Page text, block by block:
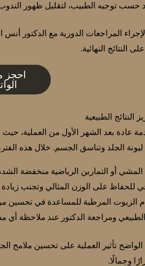
حسب توجيه الطبيب، لتقليل ظهور
المراجعات الدورية مع الدكتور
النتائج النهائية.
احجز
النتائج الطبيعية
عادة بعد الشهر الأول من العملية،
الجلد وتناسق الجسم. خلال هذه
أو التمارين الرياضية منخفضة
للحفاظ على الوزن المثالي وتجنب
الزيوت المرطبة للمساعدة في تحسين
الطبيعي ومراجعة الدكتور عند ملاحظة أي
تأثير العملية على تحسين ملامح
وجمالًا.